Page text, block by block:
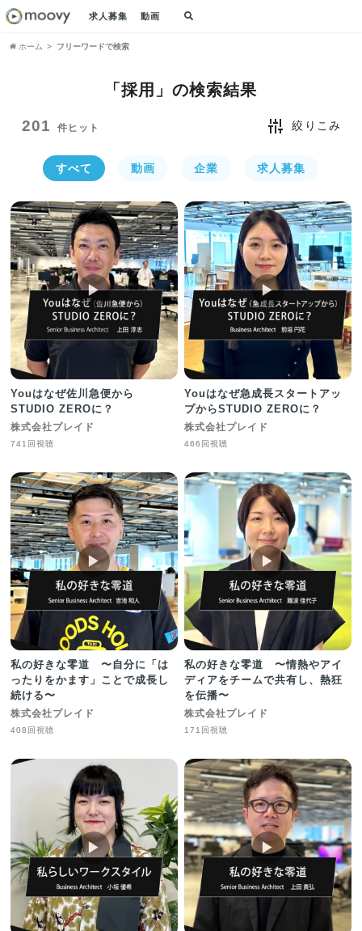
求人募集 動画
ホーム フリーワードで検索
「採用」の検索結果
201 件ヒット 絞りこみ
すべて 動画 企業 求人募集
▶︎
Youはなぜ佐川急便から
STUDIO ZEROに？
株式会社プレイド
741回視聴
▶︎
Youはなぜ急成長スタートアッ
プからSTUDIO ZEROに？
株式会社プレイド
466回視聴
▶︎
私の好きな零道 〜自分に「は
ったりをかます」ことで成長し
続ける〜
株式会社プレイド
408回視聴
▶︎
私の好きな零道 〜情熱やアイ
ディアをチームで共有し、熱狂
を伝播〜
株式会社プレイド
171回視聴
▶︎ ▶︎